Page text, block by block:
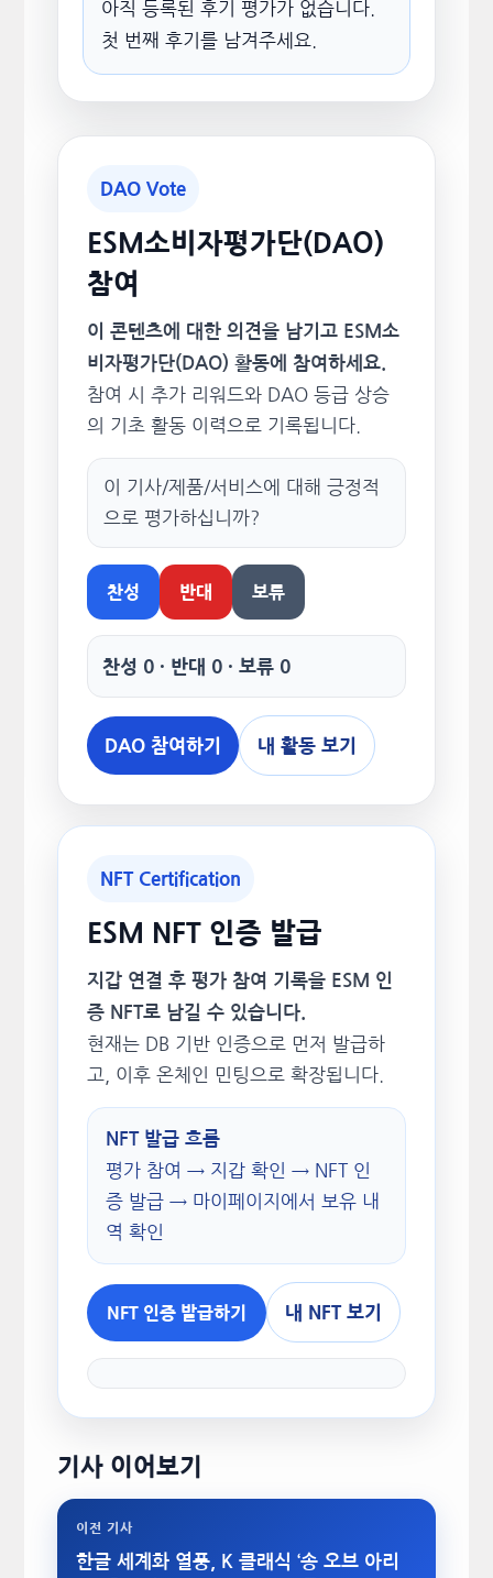
아직 등록된 후기 평가가 없습니다.
첫 번째 후기를 남겨주세요.
DAO Vote
ESM소비자평가단(DAO)
참여
이 콘텐츠에 대한 의견을 남기고 ESM소
비자평가단(DAO) 활동에 참여하세요.
참여 시 추가 리워드와 DAO 등급 상승
의 기초 활동 이력으로 기록됩니다.
이 기사/제품/서비스에 대해 긍정적
으로 평가하십니까?
찬성 반대 보류
찬성 0 · 반대 0 · 보류 0
DAO 참여하기 내 활동 보기
NFT Certification
ESM NFT 인증 발급
지갑 연결 후 평가 참여 기록을 ESM 인
증 NFT로 남길 수 있습니다.
현재는 DB 기반 인증으로 먼저 발급하
고, 이후 온체인 민팅으로 확장됩니다.
NFT 발급 흐름
평가 참여 → 지갑 확인 → NFT 인
증 발급 → 마이페이지에서 보유 내
역 확인
NFT 인증 발급하기 내 NFT 보기
기사 이어보기
이전 기사
한글 세계화 열풍, K 클래식 ‘송 오브 아리